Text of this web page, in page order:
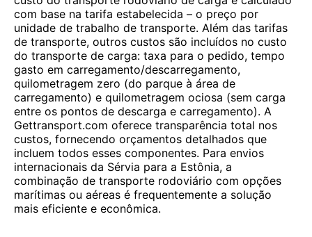
com base na tarifa estabelecida – o preço por
unidade de trabalho de transporte. Além das tarifas
de transporte, outros custos são incluídos no custo
do transporte de carga: taxa para o pedido, tempo
gasto em carregamento/descarregamento,
quilometragem zero (do parque à área de
carregamento) e quilometragem ociosa (sem carga
entre os pontos de descarga e carregamento). A
Gettransport.com oferece transparência total nos
custos, fornecendo orçamentos detalhados que
incluem todos esses componentes. Para envios
internacionais da Sérvia para a Estônia, a
combinação de transporte rodoviário com opções
marítimas ou aéreas é frequentemente a solução
mais eficiente e econômica.